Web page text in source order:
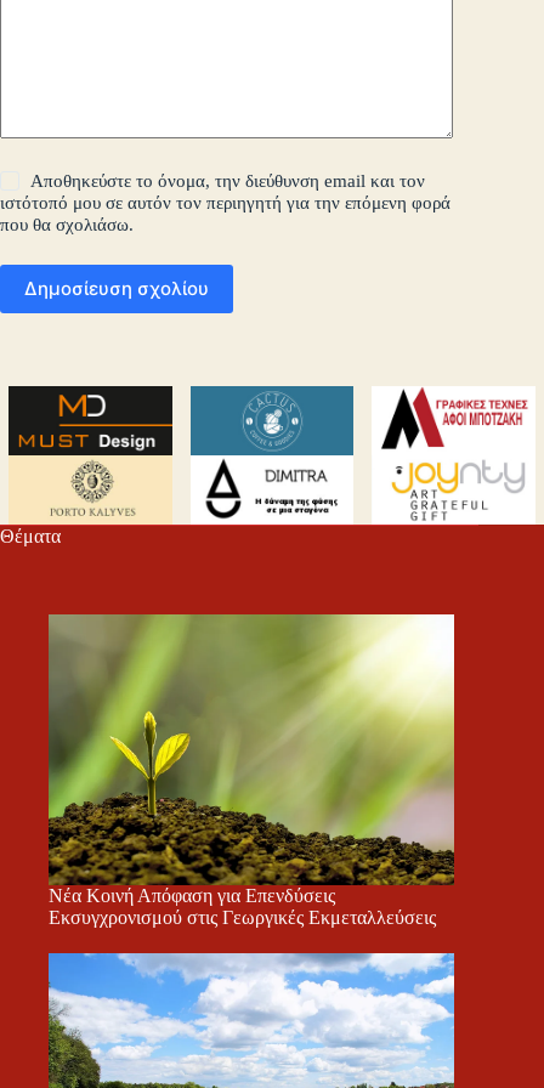
Αποθηκεύστε το όνομα, την διεύθυνση email και τον
ιστότοπό μου σε αυτόν τον περιηγητή για την επόμενη φορά
που θα σχολιάσω.
Δημοσίευση σχολίου
Θέματα
Νέα Κοινή Απόφαση για Επενδύσεις
Εκσυγχρονισμού στις Γεωργικές Εκμεταλλεύσεις